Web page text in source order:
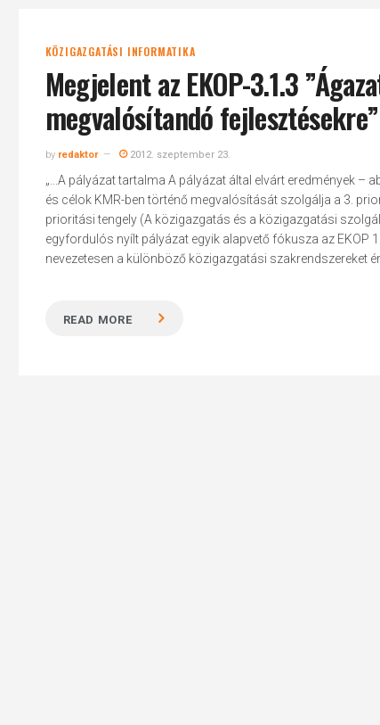
KÖZIGAZGATÁSI INFORMATIKA
Megjelent az EKOP-3.1.3
megvalósítandó
by redaktor 2012. szeptember 23.
„...A pályázat tartalma A pályázat által elvárt eredmények
és célok KMR-ben történő megvalósítását szolgálja a 3.
prioritási tengely (A közigazgatás és a közigazgatási
egyfordulós nyílt pályázat egyik alapvető fókusza az
nevezetesen a különböző közigazgatási szakrendszereket
READ MORE